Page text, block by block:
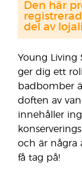
Young Living
ger dig ett
badbomber
doften av
innehåller
och är några
få tag på!
Den här
del av